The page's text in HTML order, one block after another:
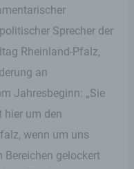
Sprecher der
Rheinland-Pfalz,
an
Jahresbeginn: „Sie
hier um den
wenn um uns
gelockert